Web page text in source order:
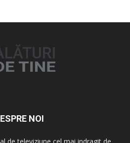
NOI
de televiziune cel mai indragit de